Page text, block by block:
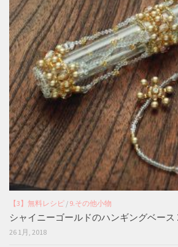
【3】無料レシピ / 9.その他小物
シャイニーゴールドのハンギングベース
26 1月, 2018